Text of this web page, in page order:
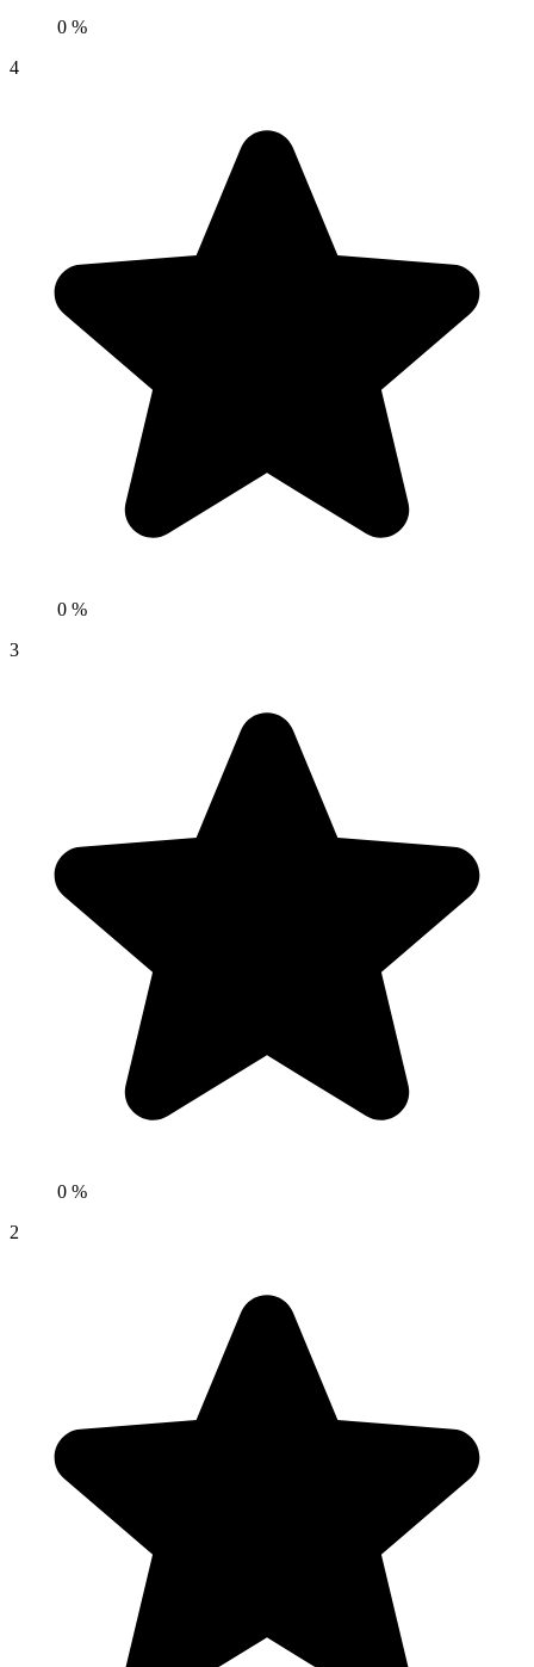
0 %
4
0 %
3
0 %
2